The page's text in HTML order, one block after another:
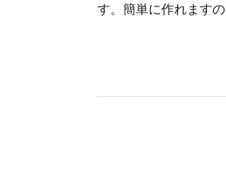
す。簡単に作れます